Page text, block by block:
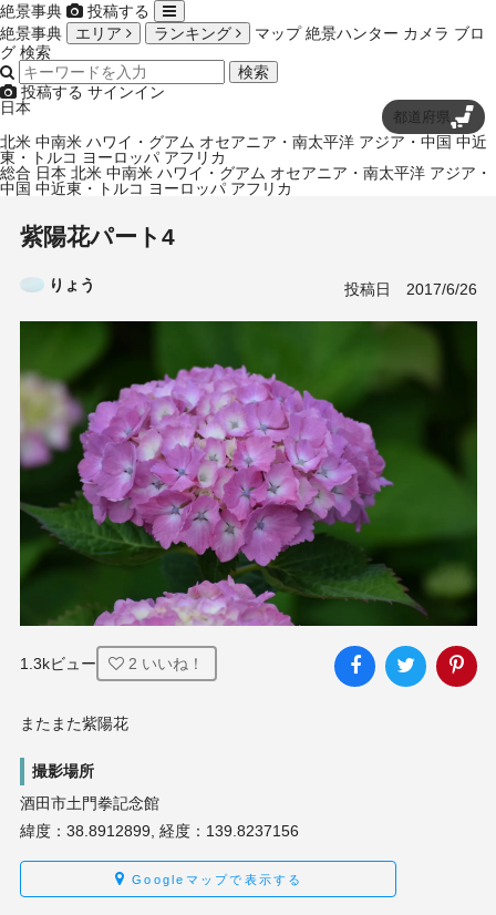
絶景事典
投稿する
絶景事典
エリア ランキング マップ 絶景ハンター カメラ ブロ
グ 検索
検索
投稿する サインイン
日本
都道府県
北米 中南米 ハワイ・グアム オセアニア・南太平洋 アジア・中国 中近
東・トルコ ヨーロッパ アフリカ
総合 日本 北米 中南米 ハワイ・グアム オセアニア・南太平洋 アジア・
中国 中近東・トルコ ヨーロッパ アフリカ
紫陽花パート4
りょう 投稿日 2017/6/26
1.3kビュー 2 いいね！
またまた紫陽花
撮影場所
酒田市土門拳記念館
緯度：38.8912899, 経度：139.8237156
Googleマップで表示する